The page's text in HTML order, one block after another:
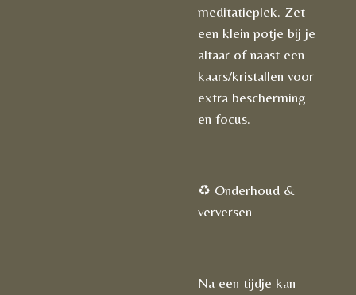
meditatieplek. Zet
een klein potje bij je
altaar of naast een
kaars/kristallen voor
extra bescherming
en focus.
♻️ Onderhoud &
verversen
Na een tijdje kan